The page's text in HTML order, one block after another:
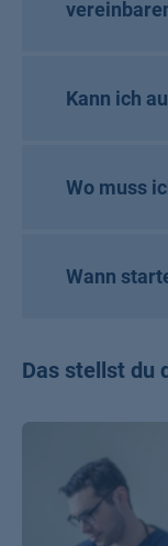
Kann ich
Wo muss
Wann
Das stellst du